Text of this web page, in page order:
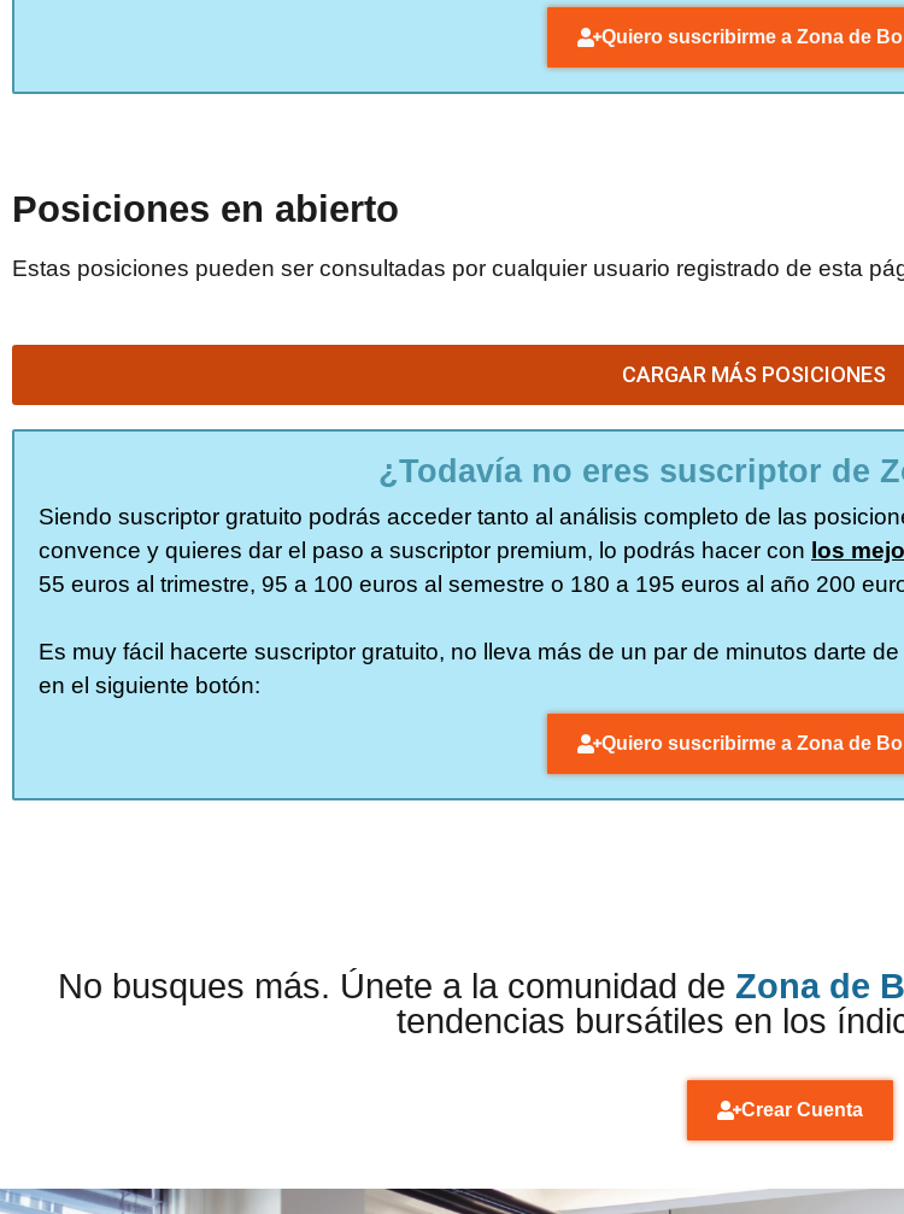
Quiero suscribirme a Zona de
Posiciones en abierto
Estas posiciones pueden ser consultadas por cualquier usuario registrado de esta
CARGAR MÁS POSICIONES
¿Todavía no eres suscriptor de
Siendo suscriptor gratuito podrás acceder tanto al análisis completo de las
convence y quieres dar el paso a suscriptor premium, lo podrás hacer con los
55 euros al trimestre, 95 a 100 euros al semestre o 180 a 195 euros al año 200
Es muy fácil hacerte suscriptor gratuito, no lleva más de un par de minutos darte
en el siguiente botón:
Quiero suscribirme a Zona de
No busques más. Únete a la comunidad de Zona de
tendencias bursátiles en los
Crear Cuenta